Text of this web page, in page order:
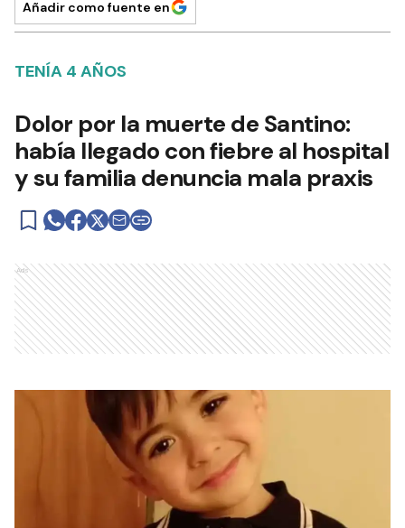
Añadir como fuente en
TENÍA 4 AÑOS
Dolor por la muerte de Santino:
había llegado con fiebre al hospital
y su familia denuncia mala praxis
Ads